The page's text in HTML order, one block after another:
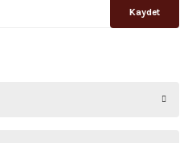
Kaydet